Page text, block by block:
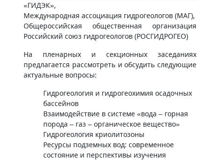
«ГИДЭК»,
Международная ассоциация гидрогеологов (МАГ),
Общероссийская общественная организация
Российский союз гидрогеологов (РОСГИДРОГЕО)​
На пленарных и секционных заседаниях
предлагается рассмотреть и обсудить следующие
актуальные вопросы:
​Гидрогеология и гидрогеохимия осадочных
бассейнов
Взаимодействие в системе «вода – горная
порода – газ – органическое вещество»
Гидрогеология криолитозоны
Ресурсы подземных вод: современное
состояние и перспективы изучения